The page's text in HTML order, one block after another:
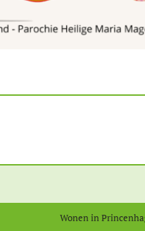
Wonen in